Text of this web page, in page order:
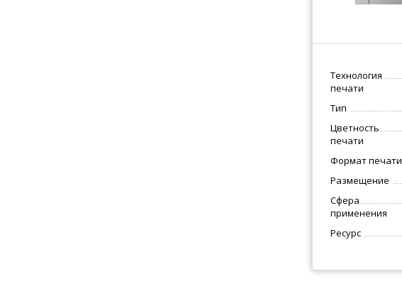
Технология
печати
Тип
Цветность
печати
Формат печати
Размещение
Сфера
применения
Ресурс